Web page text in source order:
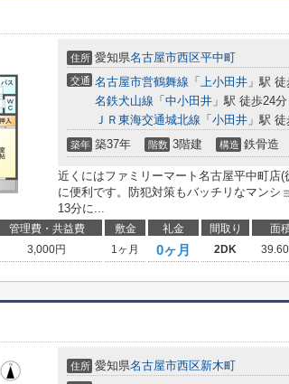
住所 愛知県名古屋市西区平中町
交通 名古屋市営鶴舞線 「 上小田井 」駅
名鉄犬山線 「 中小田井 」駅 徒歩24分
ＪＲ東海交通城北線 「 小田井 」駅
築年 築37年 階数 3階建 構造 鉄骨造
近くにはファミリーマート名古屋平中町店
に便利です。防犯対策もバッチリなマンシ
13分に...
管理費・共益費 敷金 礼金 間取り 面
3,000円 1ヶ月 0ヶ月 2DK
住所 愛知県名古屋市西区新木町